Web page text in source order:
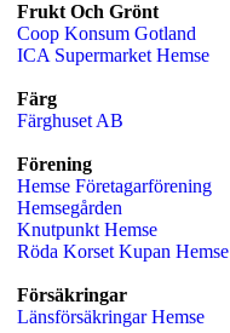
Frukt Och Grönt
Coop Konsum Gotland
ICA Supermarket Hemse
Färg
Färghuset AB
Förening
Hemse Företagarförening
Hemsegården
Knutpunkt Hemse
Röda Korset Kupan Hemse
Försäkringar
Länsförsäkringar Hemse